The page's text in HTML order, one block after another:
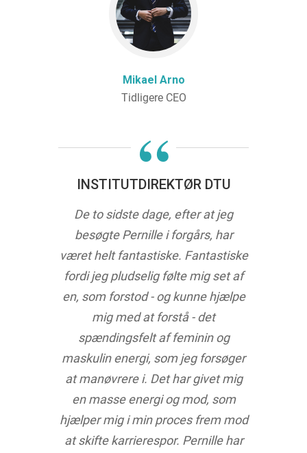
Mikael Arno
Tidligere CEO
“
INSTITUTDIREKTØR DTU
De to sidste dage, efter at jeg
besøgte Pernille i forgårs, har
været helt fantastiske. Fantastiske
fordi jeg pludselig følte mig set af
en, som forstod - og kunne hjælpe
mig med at forstå - det
spændingsfelt af feminin og
maskulin energi, som jeg forsøger
at manøvrere i. Det har givet mig
en masse energi og mod, som
hjælper mig i min proces frem mod
at skifte karrierespor. Pernille har